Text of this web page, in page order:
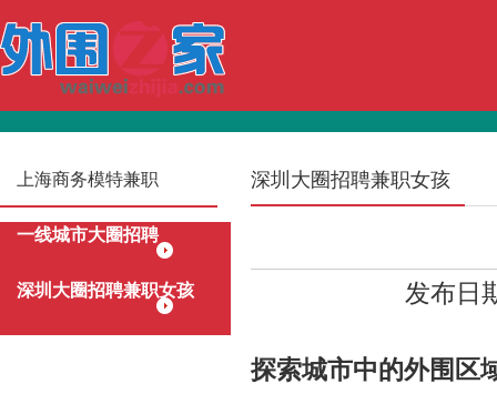
上海商务模特兼职
一线城市大圈招聘
深圳大圈招聘兼职女孩
深圳大圈招聘兼职女孩
发布日
探索城市中的外围区